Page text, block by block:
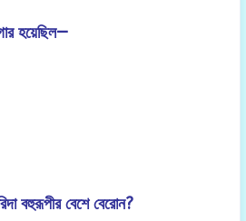
হয়েছিল—
বহুরূপীর বেশে বেরোন?